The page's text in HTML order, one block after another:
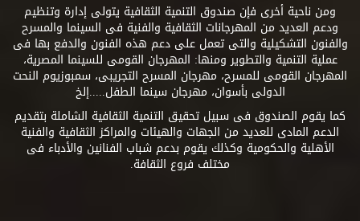
ومن ناحية أخرى فإن صندوق التنمية الثقافية يتولى إدارة وتنظيم
ودعم العديد من المهرجانات الثقافية والفنية فى السينما والمسرح
والفنون التشكيلية والتى تعمل على دعم هذه الفنون والدفع بها فى
عملية التنمية والتطوير ومنها: المهرجان القومى للسينما المصرية،
المهرجان القومى للمسرح، مهرجان المسرح التجريبى، سمبوزيوم النحت
الدولى بأسوان، مهرجان سينما الطفل.....إلخ
كما يقوم الصندوق فى سبيل تحقيق التنمية الثقافية الشاملة بتقديم
الدعم المادى للعديد من الجهات والهيئات والمراكز الثقافية والفنية
الأهلية والحكومية وكذلك يقوم بدعم شباب الفنانين والأدباء فى
مختلف فروع الثقافة.